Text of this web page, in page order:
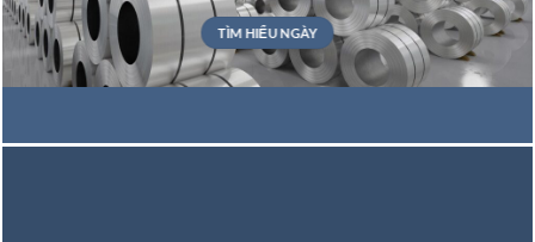
TÌM HIỂU NGÀY